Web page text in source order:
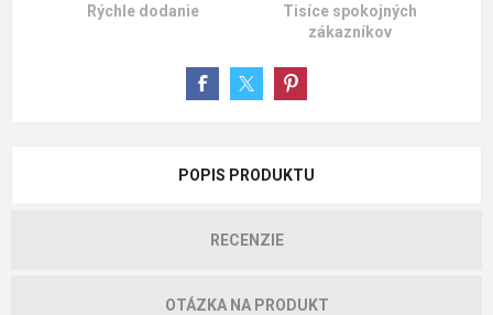
Rýchle dodanie
Tisíce spokojných
zákazníkov
POPIS PRODUKTU
RECENZIE
OTÁZKA NA PRODUKT